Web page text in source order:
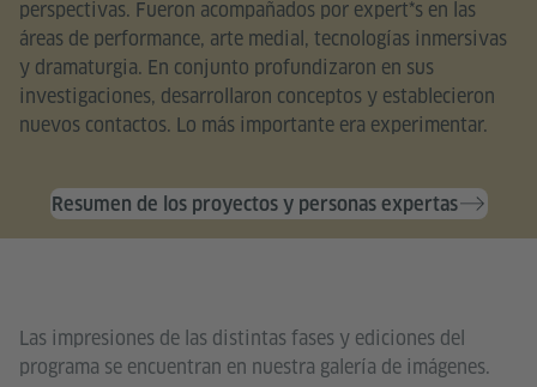
perspectivas. Fueron acompañados por expert*s en las
áreas de performance, arte medial, tecnologías inmersivas
y dramaturgia. En conjunto profundizaron en sus
investigaciones, desarrollaron conceptos y establecieron
nuevos contactos. Lo más importante era experimentar.
Resumen de los proyectos y personas expertas
Las impresiones de las distintas fases y ediciones del
programa se encuentran en nuestra galería de imágenes.